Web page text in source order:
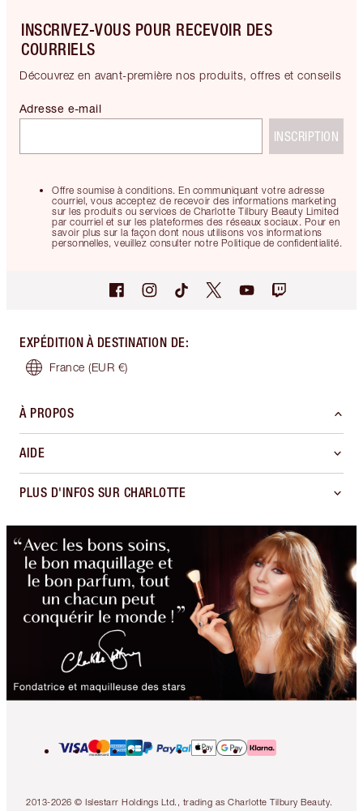
INSCRIVEZ-VOUS POUR RECEVOIR DES
COURRIELS
Découvrez en avant-première nos produits, offres et conseils
Offre soumise à conditions. En communiquant votre adresse
courriel, vous acceptez de recevoir des informations marketing
sur les produits ou services de Charlotte Tilbury Beauty Limited
par courriel et sur les plateformes des réseaux sociaux. Pour en
savoir plus sur la façon dont nous utilisons vos informations
personnelles, veuillez consulter notre Politique de confidentialité.
Adresse e-mail
INSCRIPTION
EXPÉDITION À DESTINATION DE:
France (EUR €)
À PROPOS
AIDE
PLUS D'INFOS SUR CHARLOTTE
2013-2026 © Islestarr Holdings Ltd., trading as Charlotte Tilbury Beauty.